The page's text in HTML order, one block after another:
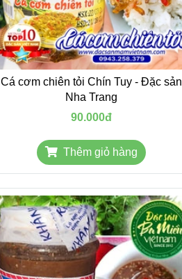
Cá cơm chiên tỏi Chín Tuy - Đặc sản
Nha Trang
90.000đ
Thêm giỏ hàng